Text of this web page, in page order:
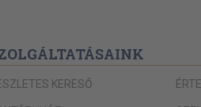
KERESŐ